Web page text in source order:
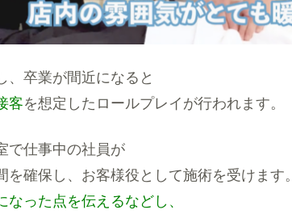
、卒業が間近になると
客を想定したロールプレイが行われます。
で仕事中の社員が
を確保し、お客様役として施術を受けます。
なった点を伝えるなどし、